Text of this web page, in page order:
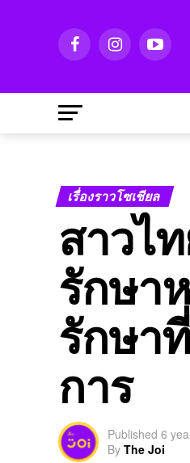
เรื่องราวโซเชียล
สาวไ
รักษา
รักษา
การ
Published 6
By The Joi